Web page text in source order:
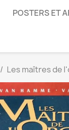
POSTERS ET
Les maîtres de